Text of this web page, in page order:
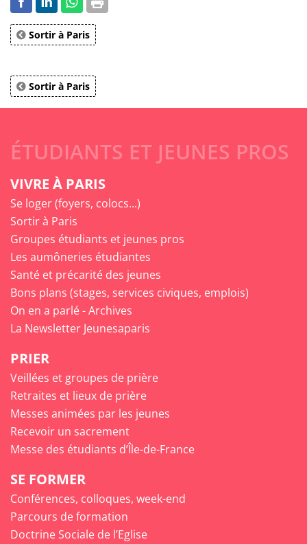
Sortir à Paris
Sortir à Paris
ÉTUDIANTS ET JEUNES PROS
VIVRE À PARIS
Se loger (foyers, colocs...)
Sortir à Paris
Groupes étudiants et jeunes pros
Les aumôneries étudiantes
Santé et précarité des jeunes
Bons plans (stages, services civiques, emplois)
On en a parlé - Archives
La Newsletter Jeunesaparis
PRIER
Veillées et groupes de prière
Retraites et lieux de prière
Messes animées par les jeunes
Recevoir un sacrement
Messe des étudiants d’Île-de-France
SE FORMER
Conférences, colloques, week-end
Parcours de formation
Doctrine Sociale de l’Eglise